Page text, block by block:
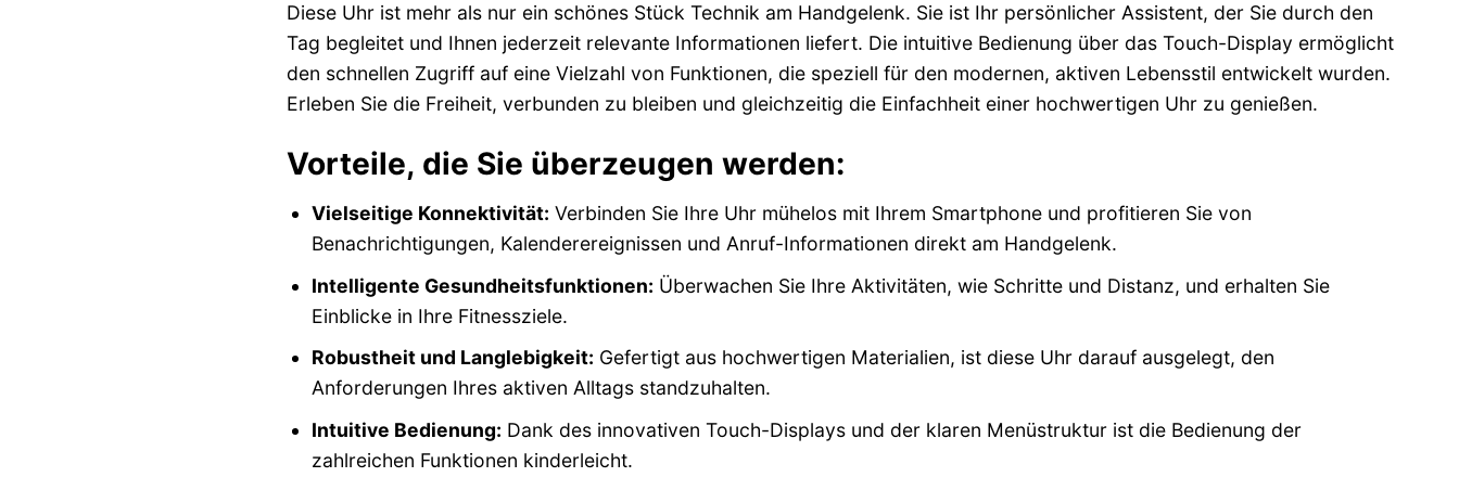
Diese Uhr ist mehr als nur ein schönes Stück Technik am Handgelenk. Sie ist Ihr persönlicher Assistent, der Sie durch den
Tag begleitet und Ihnen jederzeit relevante Informationen liefert. Die intuitive Bedienung über das Touch-Display ermöglicht
den schnellen Zugriff auf eine Vielzahl von Funktionen, die speziell für den modernen, aktiven Lebensstil entwickelt wurden.
Erleben Sie die Freiheit, verbunden zu bleiben und gleichzeitig die Einfachheit einer hochwertigen Uhr zu genießen.
Vorteile, die Sie überzeugen werden:
Vielseitige Konnektivität: Verbinden Sie Ihre Uhr mühelos mit Ihrem Smartphone und profitieren Sie von
Benachrichtigungen, Kalenderereignissen und Anruf-Informationen direkt am Handgelenk.
Intelligente Gesundheitsfunktionen: Überwachen Sie Ihre Aktivitäten, wie Schritte und Distanz, und erhalten Sie
Einblicke in Ihre Fitnessziele.
Robustheit und Langlebigkeit: Gefertigt aus hochwertigen Materialien, ist diese Uhr darauf ausgelegt, den
Anforderungen Ihres aktiven Alltags standzuhalten.
Intuitive Bedienung: Dank des innovativen Touch-Displays und der klaren Menüstruktur ist die Bedienung der
zahlreichen Funktionen kinderleicht.